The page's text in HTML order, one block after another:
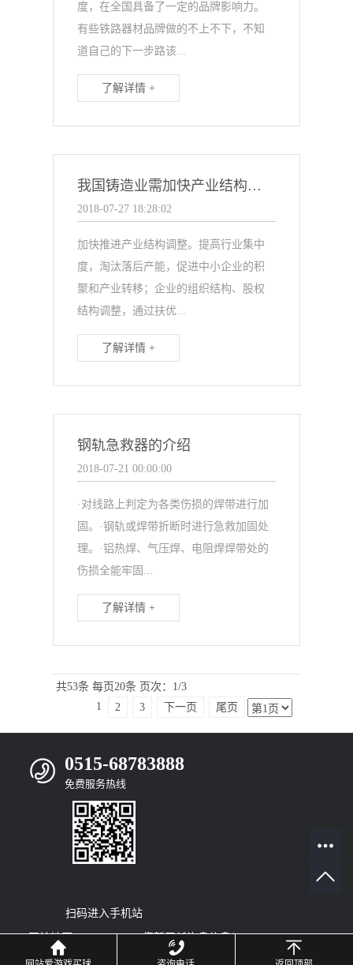
度，在全国具备了一定的品牌影响力。
有些铁路器材品牌做的不上不下，不知
道自己的下一步路该...
了解详情 +
我国铸造业需加快产业结构调整
2018-07-27 18:28:02
加快推进产业结构调整。提高行业集中
度，淘汰落后产能，促进中小企业的积
聚和产业转移；企业的组织结构、股权
结构调整，通过扶优...
了解详情 +
钢轨急救器的介绍
2018-07-21 00:00:00
·对线路上判定为各类伤损的焊带进行加
固。·钢轨或焊带折断时进行急救加固处
理。·铝热焊、气压焊、电阻焊焊带处的
伤损全能牢固...
了解详情 +
共53条 每页20条 页次：1/3
1
2 3 下一页 尾页
0515-68783888
免费服务热线
扫码进入手机站
网站地图|RSS|XML|您暂无新询盘信息！© 2022
Copyright